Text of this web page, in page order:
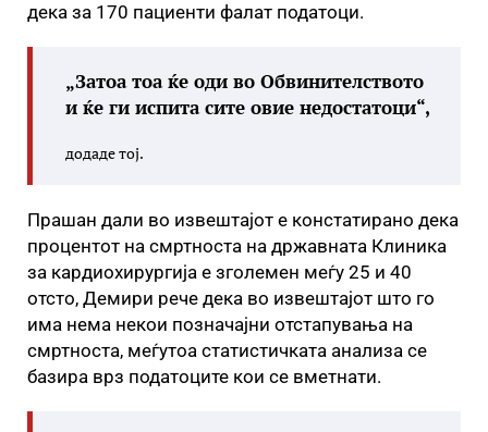
дека за 170 пациенти фалат податоци.
„Затоа тоа ќе оди во Обвинителството
и ќе ги испита сите овие недостатоци“,
додаде тој.
Прашан дали во извештајот е констатирано дека
процентот на смртноста на државната Клиника
за кардиохирургија е зголемен меѓу 25 и 40
отсто, Демири рече дека во извештајот што го
има нема некои позначајни отстапувања на
смртноста, меѓутоа статистичката анализа се
базира врз податоците кои се вметнати.